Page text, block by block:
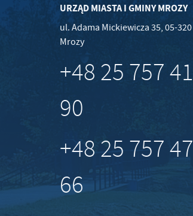
URZĄD MIASTA I GMINY MROZY
ul. Adama Mickiewicza 35, 05-320
Mrozy
+48 25 757 41
90
+48 25 757 47
66